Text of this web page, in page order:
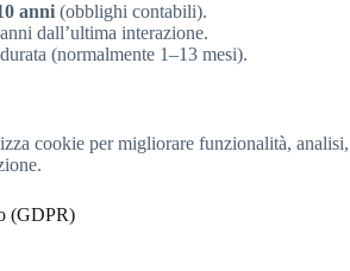
anni (obblighi contabili).
dall’ultima interazione.
(normalmente 1–13 mesi).
cookie per migliorare funzionalità, analisi,
(GDPR)